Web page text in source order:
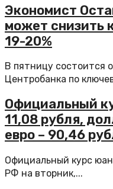
Экономист
может снизить
19-20%
В пятницу состоится
Центробанка по
Официальный
11,08 рубля,
евро – 90,46
Официальный курс
РФ на вторник,...